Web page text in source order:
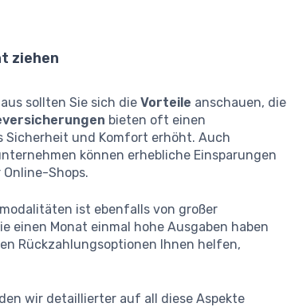
ziehen
sollten Sie sich dieVorteile anschauen, die
bieten oft einen
Sicherheit und Komfort erhöht. Auch
können erhebliche Einsparungen
Shops.
ist ebenfalls von großer
einen Monat einmal hohe Ausgaben haben
Rückzahlungsoptionen Ihnen helfen,
wir detaillierter auf all diese Aspekte